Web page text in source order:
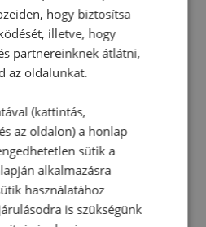
be!
hogy biztosítsa
illetve, hogy
partnereinknek átlátni,
az oldalunkat.
(kattintás,
az oldalon) a honlap
sütik a
alkalmazásra
használatához
is szükségünk